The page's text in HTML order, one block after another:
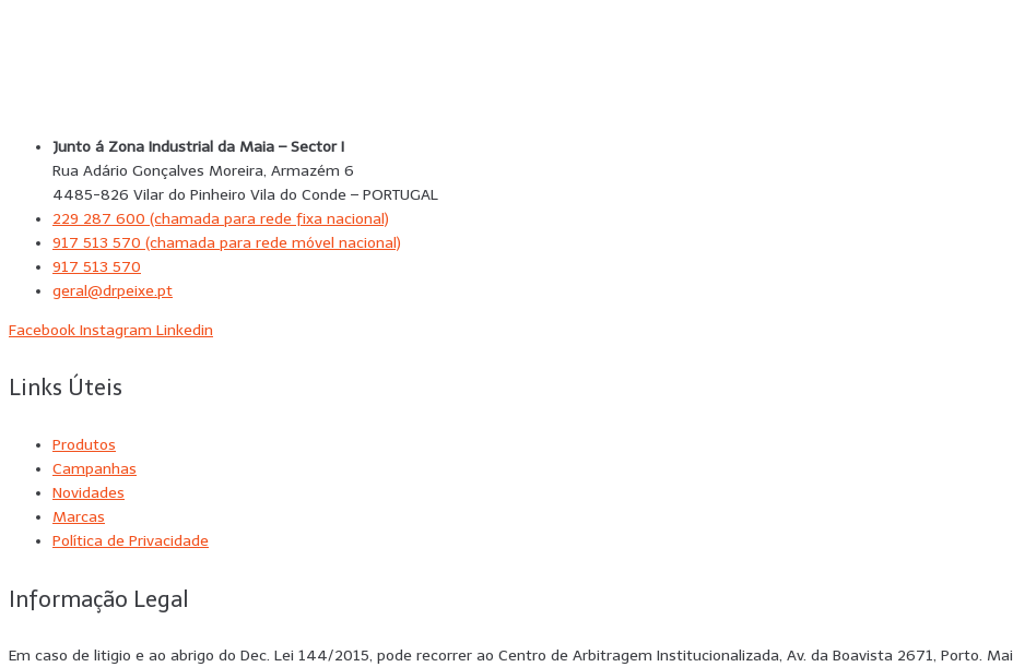
Junto á Zona Industrial da Maia – Sector I
Rua Adário Gonçalves Moreira, Armazém 6
4485-826 Vilar do Pinheiro Vila do Conde – PORTUGAL
229 287 600 (chamada para rede fixa nacional)
917 513 570 (chamada para rede móvel nacional)
917 513 570
geral@drpeixe.pt
Facebook Instagram Linkedin
Links Úteis
Produtos
Campanhas
Novidades
Marcas
Política de Privacidade
Informação Legal
Em caso de litigio e ao abrigo do Dec. Lei 144/2015, pode recorrer ao Centro de Arbitragem Institucionalizada, Av. da Boavista 2671, Porto.